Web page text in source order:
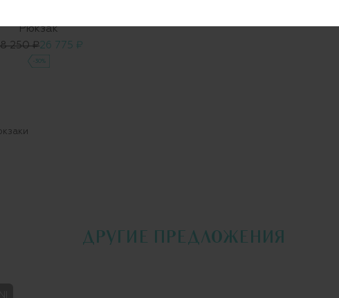
Рюкзак
250 ₽26 775 ₽
-30%
ДРУГИЕ ПРЕДЛОЖЕНИЯ